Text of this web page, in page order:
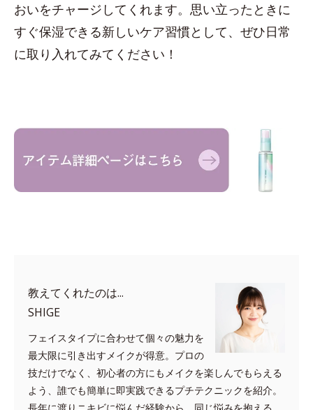
おいをチャージしてくれます。思い立ったときに
すぐ保湿できる新しいケア習慣として、ぜひ日常
に取り入れてみてください！
教えてくれたのは...
SHIGE
フェイスタイプに合わせて個々の魅力を
最大限に引き出すメイクが得意。プロの
技だけでなく、初心者の方にもメイクを楽しんでもらえる
よう、誰でも簡単に即実践できるプチテクニックを紹介。